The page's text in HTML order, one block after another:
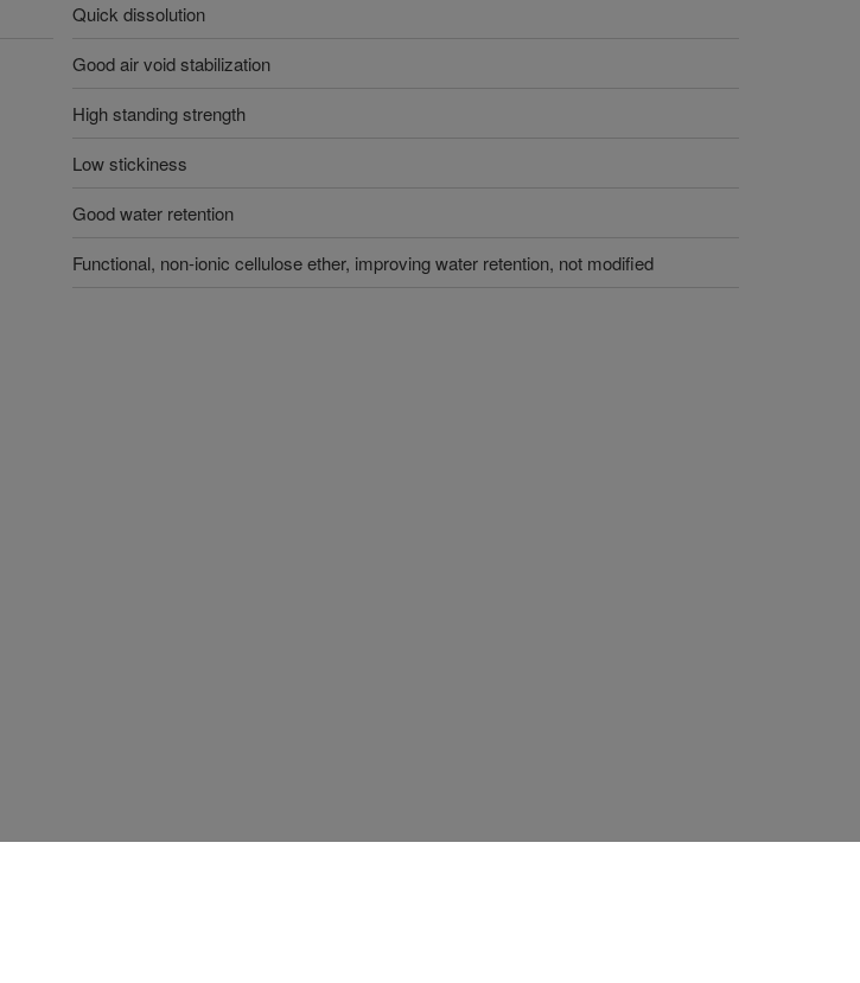
Quick dissolution
Good air void stabilization
High standing strength
Low stickiness
Good water retention
Functional, non-ionic cellulose ether, improving water retention, not modified